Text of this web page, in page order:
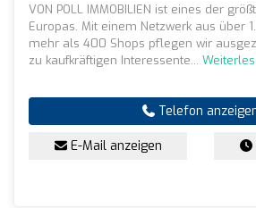
VON POLL IMMOBILIEN ist eines der
Europas. Mit einem Netzwerk aus über
mehr als 400 Shops pflegen wir
zu kaufkräftigen Interessente...
Telefon
E-Mail anzeigen